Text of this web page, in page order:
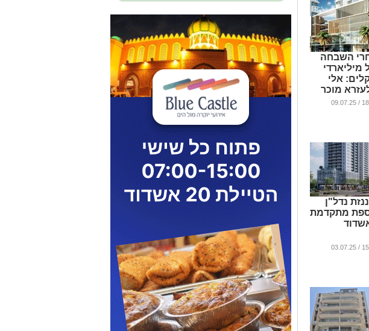
השבחה
מיליארדי
אלי
מוכר
מתחם18:57
נדל"ן
מתקדמת
15:40